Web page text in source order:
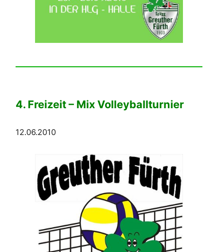
4. Freizeit – Mix Volleyballturnier
12.06.2010